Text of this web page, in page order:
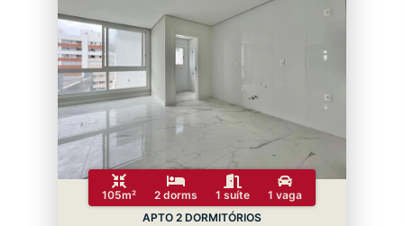
105m² 2 dorms 1 suíte
1 vaga
APTO 2 DORMITÓRIOS